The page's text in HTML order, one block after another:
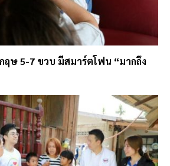
ฤษ 5-7 ขวบ มีสมาร์ตโฟน “มากถึง